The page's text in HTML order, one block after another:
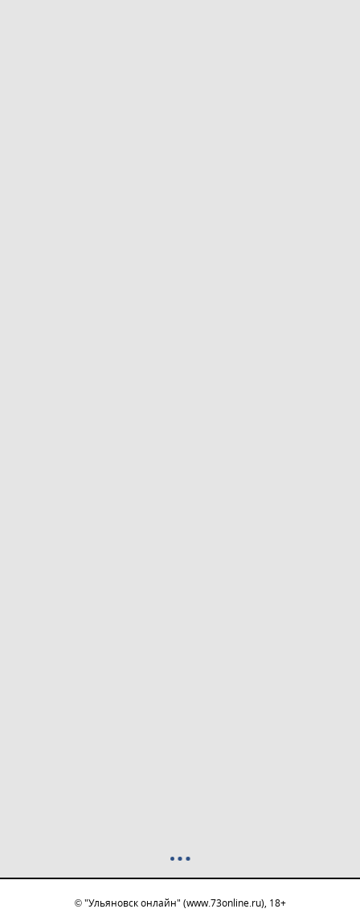
© "Ульяновск онлайн" (www.73online.ru), 18+